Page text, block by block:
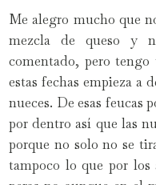
Me alegro mucho que
mezcla de queso y
comentado, pero
estas fechas empieza a
nueces. De esas feucas
por dentro así que las
porque no solo no se
tampoco lo que por los